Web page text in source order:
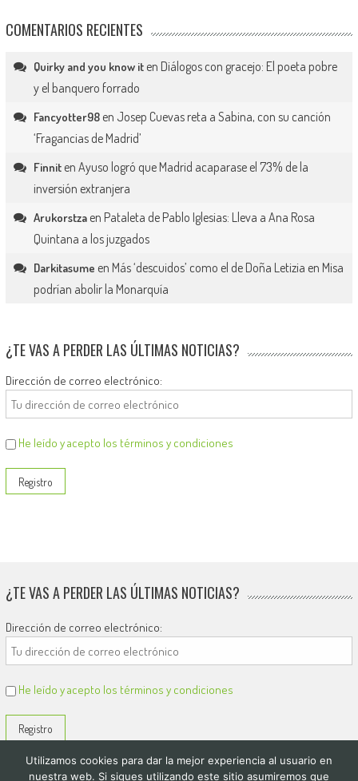
COMENTARIOS RECIENTES
Quirky and you know iten Diálogos con gracejo: El poeta pobre
y el banquero forrado
Fancyotter98en Josep Cuevas reta a Sabina, con su canción
‘Fragancias de Madrid’
Finniten Ayuso logró que Madrid acaparase el 73% de la
inversión extranjera
Arukorstzaen Pataleta de Pablo Iglesias: Lleva a Ana Rosa
Quintana a los juzgados
Darkitasume en Más ‘descuidos’ como el de Doña Letizia en Misa
podrían abolir la Monarquía
¿TE VAS A PERDER LAS ÚLTIMAS NOTICIAS?
Dirección de correo electrónico:
He leído y acepto los términos y condiciones
¿TE VAS A PERDER LAS ÚLTIMAS NOTICIAS?
Dirección de correo electrónico:
He leído y acepto los términos y condiciones
Utilizamos cookies para dar la mejor experiencia al usuario en
nuestra web. Si sigues utilizando este sitio asumiremos que